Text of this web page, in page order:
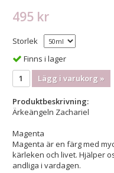
495 kr
Storlek
Finns i lager
Lägg i varukorg »
Produktbeskrivning:
Ärkeängeln Zachariel
Magenta
Magenta är en färg med
kärleken och livet. Hjälper
andliga i vardagen.